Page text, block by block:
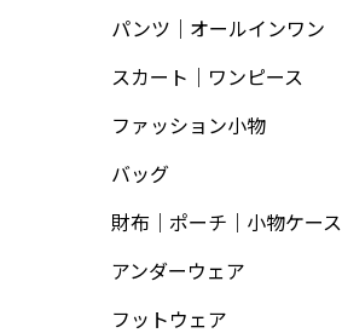
パンツ｜オールインワン
スカート｜ワンピース
ファッション小物
バッグ
財布｜ポーチ｜小物ケース
アンダーウェア
フットウェア